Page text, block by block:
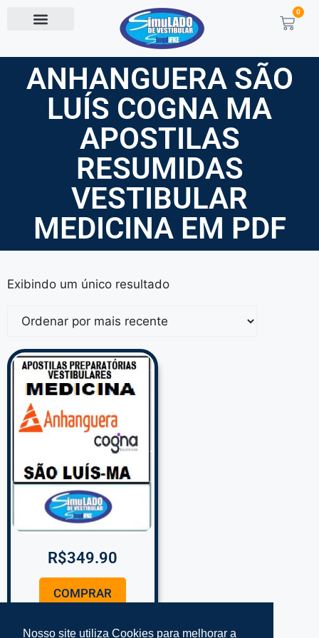
0
ANHANGUERA SÃO
LUÍS COGNA MA
APOSTILAS
RESUMIDAS
VESTIBULAR
MEDICINA EM PDF
Exibindo um único resultado
R$349.90
COMPRAR
Nosso site utiliza Cookies para melhorar a